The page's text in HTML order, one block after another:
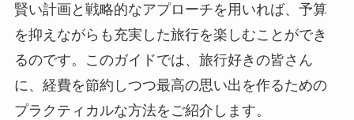
賢い計画と戦略的なアプローチを用いれば、予算
を抑えながらも充実した旅行を楽しむことができ
るのです。このガイドでは、旅行好きの皆さん
に、経費を節約しつつ最高の思い出を作るための
プラクティカルな方法をご紹介します。